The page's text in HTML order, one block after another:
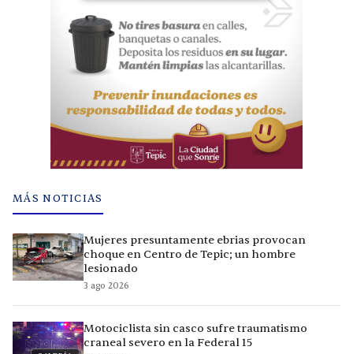
MÁS NOTICIAS
Mujeres presuntamente ebrias provocan
choque en Centro de Tepic; un hombre
lesionado
3 ago 2026
Motociclista sin casco sufre traumatismo
craneal severo en la Federal 15